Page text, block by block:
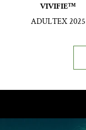
VIVIFIE™
ADULTEX 2025